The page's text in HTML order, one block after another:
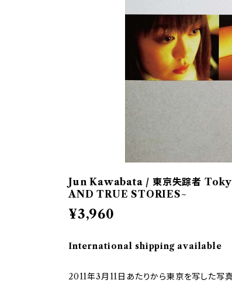
Jun Kawabata / 東京失踪者
AND TRUE STORIES~
¥3,960
International shipping available
2011年3月11日あたりから東京を写した写真